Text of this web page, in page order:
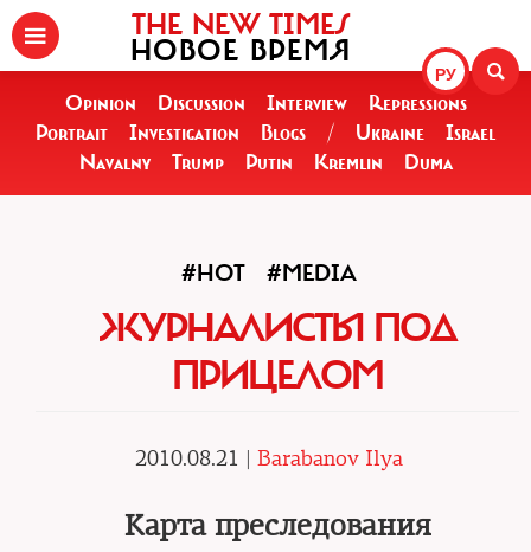
РУ
THE NEW TIMES
НОВОЕ ВРЕМЯ
Opinion Discussion Interview
Repressions
Portrait
Investigation Blogs / Ukraine
Israel
Navalny
Trump Putin Kremlin Duma
#HOT #MEDIA
ЖУРНАЛИСТЫ ПОД
ПРИЦЕЛОМ
2010.08.21 | Barabanov Ilya
Карта преследования